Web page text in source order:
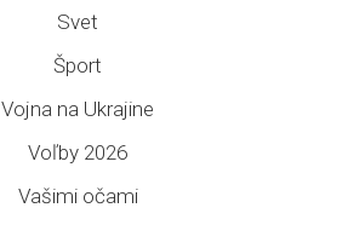
Svet
Šport
Vojna na Ukrajine
Voľby 2026
Vašimi očami